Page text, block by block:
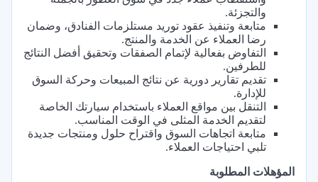
والتجزئة.
متابعة وتنفيذ عقود توريد مستلزمات الفنادق، وضمان
رضا العملاء عن الخدمة والمنتج.
التفاوض بفعالية لإتمام الصفقات وتحقيق أفضل النتائج
للطرفين.
تقديم تقارير دورية عن نتائج المبيعات وحركة السوق
للإدارة.
التنقل بين مواقع العملاء باستخدام سيارتك الخاصة
لتقديم الخدمة المثلى في الوقت المناسب.
متابعة اتجاهات السوق واقتراح حلول ومنتجات جديدة
تلبي احتياجات العملاء.
المؤهلات المطلوبة